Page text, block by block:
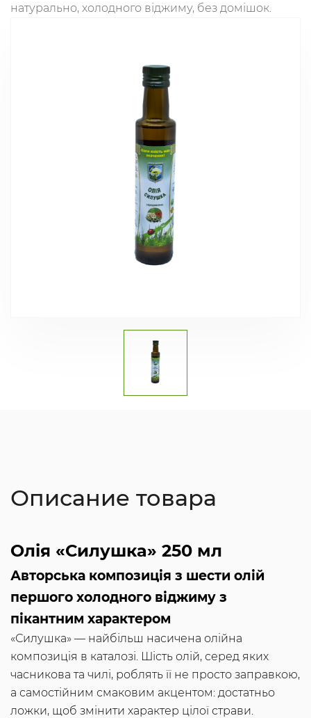
натурально, холодного віджиму, без домішок.
Описание товара
Олія «Силушка» 250 мл
Авторська композиція з шести олій
першого холодного віджиму з
пікантним характером
«Силушка» — найбільш насичена олійна
композиція в каталозі. Шість олій, серед яких
часникова та чилі, роблять її не просто заправкою,
а самостійним смаковим акцентом: достатньо
ложки, щоб змінити характер цілої страви.